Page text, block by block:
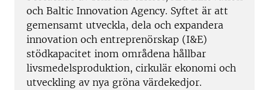
och Baltic Innovation Agency. Syftet är att
gemensamt utveckla, dela och expandera
innovation och entreprenörskap (I&E)
stödkapacitet inom områdena hållbar
livsmedelsproduktion, cirkulär ekonomi och
utveckling av nya gröna värdekedjor.